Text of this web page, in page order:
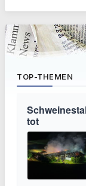
TOP-THEMEN
tot